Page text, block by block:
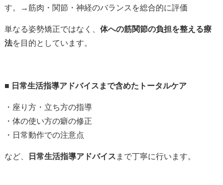
す。→筋肉・関節・神経のバランスを総合的に評価
単なる姿勢矯正ではなく、 体への筋関節の負担を整える療
法を目的としています。
■ 日常生活指導アドバイスまで含めたトータルケア
・座り方・立ち方の指導
・体の使い方の癖の修正
・日常動作での注意点
など、 日常生活指導アドバイス まで丁寧に行います。